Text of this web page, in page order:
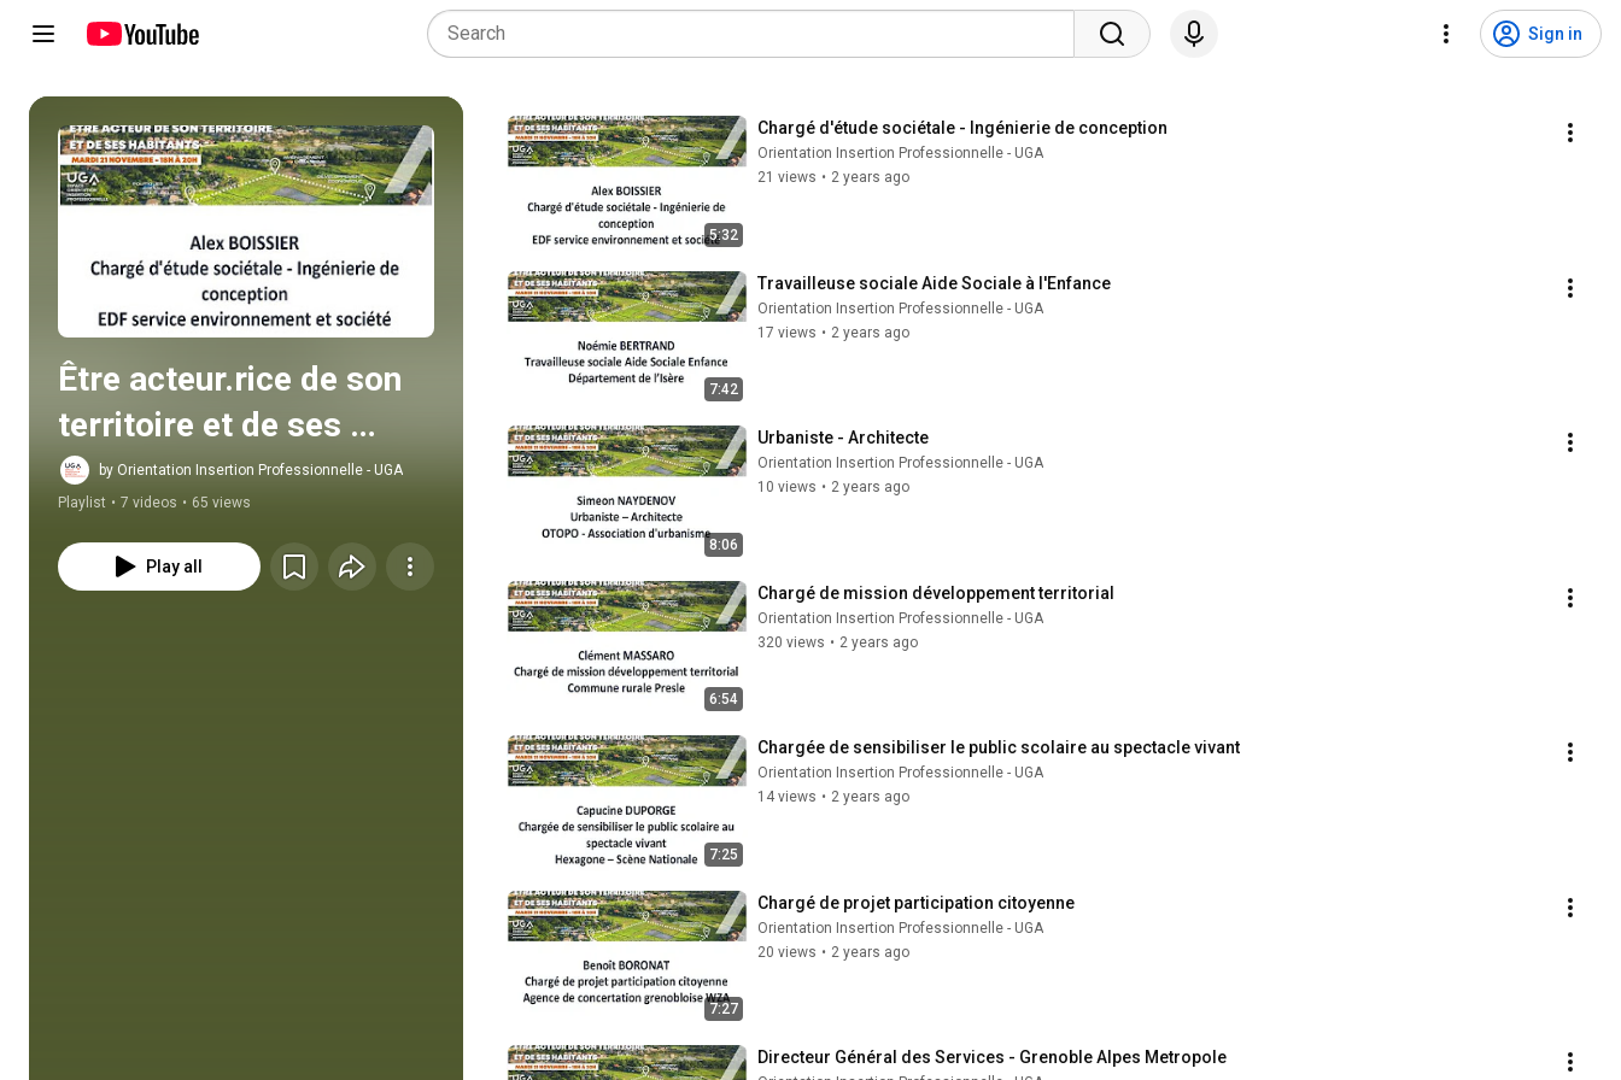
Sign in
Play all
Être acteur.rice de son
territoire et de ses
habitants.es
by Orientation Insertion Professionnelle - UGA
Playlist • 7 videos • 65 views
Play all
5:32
Chargé d'étude sociétale - Ingénierie de conception
Orientation Insertion Professionnelle - UGA
21 views • 2 years ago
7:42
Travailleuse sociale Aide Sociale à l'Enfance
Orientation Insertion Professionnelle - UGA
17 views • 2 years ago
8:06
Urbaniste - Architecte
Orientation Insertion Professionnelle - UGA
10 views • 2 years ago
6:54
Chargé de mission développement territorial
Orientation Insertion Professionnelle - UGA
320 views • 2 years ago
7:25
Chargée de sensibiliser le public scolaire au spectacle vivant
Orientation Insertion Professionnelle - UGA
14 views • 2 years ago
7:27
Chargé de projet participation citoyenne
Orientation Insertion Professionnelle - UGA
20 views • 2 years ago
Directeur Général des Services - Grenoble Alpes Metropole